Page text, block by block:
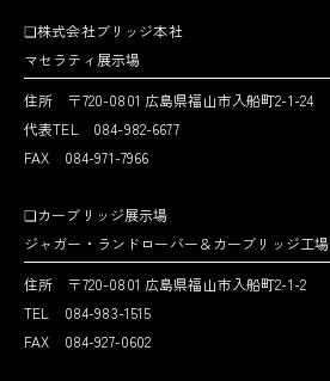
❏株式会社ブリッジ本社
マセラティ展示場
住所 〒720-0801 広島県福山市入船町2-1-24
代表TEL 084-982-6677
FAX 084-971-7966
❏カーブリッジ展示場
ジャガー・ランドローバー＆カーブリッジ工場
住所 〒720-0801 広島県福山市入船町2-1-2
TEL 084-983-1515
FAX 084-927-0602